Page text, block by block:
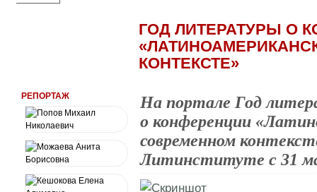
ГОД ЛИТЕРАТУРЫ О
КОНТЕКСТЕ»
РЕПОРТАЖ
На портале Год
о конференции
современном
Литинституте с 31